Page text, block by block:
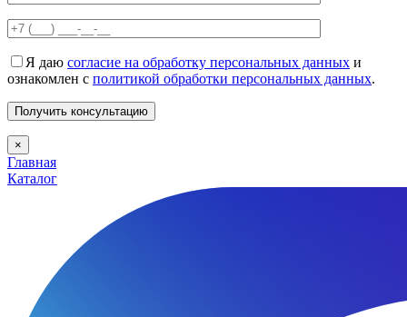
Я даю согласие на обработку персональных данных и
ознакомлен с политикой обработки персональных данных.
×
Главная
Каталог